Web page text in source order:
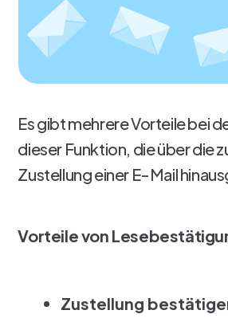
Es gibt mehrere Vorteile bei
dieser Funktion, die über die
Zustellung einer E-Mail
Vorteile von
Zustellung